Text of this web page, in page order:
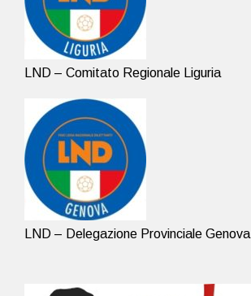
LND – Comitato Regionale Liguria
LND – Delegazione Provinciale Genova